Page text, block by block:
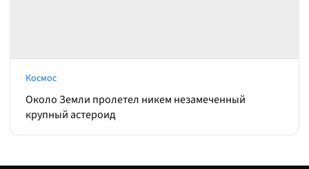
Космос
Около Земли пролетел никем незамеченный
крупный астероид